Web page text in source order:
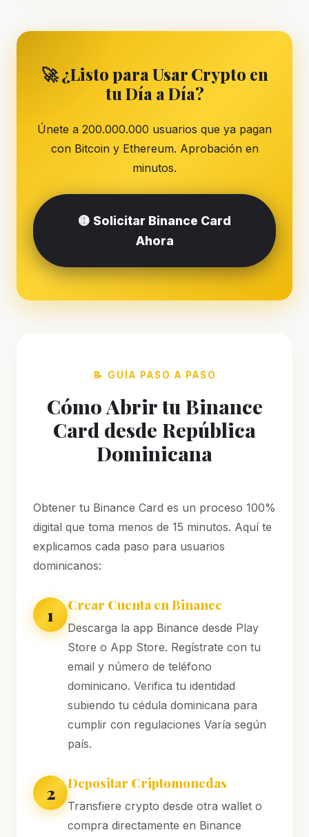
🚀 ¿Listo para Usar Crypto en
tu Día a Día?
Únete a 200.000.000 usuarios que ya pagan
con Bitcoin y Ethereum. Aprobación en
minutos.
🟡 Solicitar Binance Card
Ahora
📝 GUÍA PASO A PASO
Cómo Abrir tu Binance
Card desde República
Dominicana
Obtener tu Binance Card es un proceso 100%
digital que toma menos de 15 minutos. Aquí te
explicamos cada paso para usuarios
dominicanos:
1 Crear Cuenta en Binance
Descarga la app Binance desde Play
Store o App Store. Regístrate con tu
email y número de teléfono
dominicano. Verifica tu identidad
subiendo tu cédula dominicana para
cumplir con regulaciones Varía según
país.
2 Depositar Criptomonedas
Transfiere crypto desde otra wallet o
compra directamente en Binance